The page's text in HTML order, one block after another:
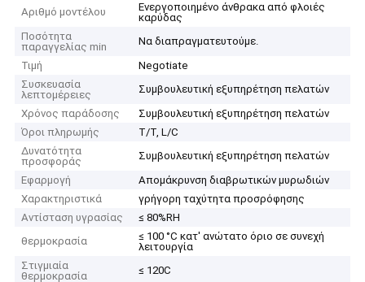
Αριθμό μοντέλου
Ενεργοποιημένο άνθρακα από φλοιές
καρύδας
Ποσότητα
παραγγελίας min
Να διαπραγματευτούμε.
Τιμή
Negotiate
Συσκευασία
λεπτομέρειες
Συμβουλευτική εξυπηρέτηση πελατών
Χρόνος παράδοσης
Συμβουλευτική εξυπηρέτηση πελατών
Όροι πληρωμής
T/T, L/C
Δυνατότητα
προσφοράς
Συμβουλευτική εξυπηρέτηση πελατών
Εφαρμογή
Απομάκρυνση διαβρωτικών μυρωδιών
Χαρακτηριστικά
γρήγορη ταχύτητα προσρόφησης
Αντίσταση υγρασίας
≤ 80%RH
θερμοκρασία
≤ 100 °C κατ' ανώτατο όριο σε συνεχή
λειτουργία
Στιγμιαία
θερμοκρασία
≤ 120C